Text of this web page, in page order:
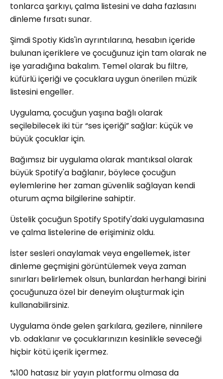
tonlarca şarkıyı, çalma listesini ve daha fazlasını
dinleme fırsatı sunar.
Şimdi Spotiy Kids'in ayrıntılarına, hesabın i̇çeride
bulunan içeriklere ve çocuğunuz için tam olarak ne
işe yaradığına bakalım. Temel olarak bu filtre,
küfürlü içeriği ve çocuklara uygun önerilen müzik
listesini engeller.
Uygulama, çocuğun yaşına bağlı olarak
seçilebilecek iki tür “ses içeriği” sağlar: küçük ve
büyük çocuklar için.
Bağımsız bir uygulama olarak mantıksal olarak
büyük Spotify'a bağlanır, böylece çocuğun
eylemlerine her zaman güvenlik sağlayan kendi
oturum açma bilgilerine sahiptir.
Üstelik çocuğun Spotify Spotify'daki uygulamasına
ve çalma listelerine de erişiminiz oldu.
İster sesleri onaylamak veya engellemek, ister
dinleme geçmişini görüntülemek veya zaman
sınırları belirlemek olsun, bunlardan herhangi birini
çocuğunuza özel bir deneyim oluşturmak için
kullanabilirsiniz.
Uygulama önde gelen şarkılara, gezilere, ninnilere
vb. odaklanır ve çocuklarınızın kesinlikle seveceği
hiçbir kötü içerik içermez.
%100 hatasız bir yayın platformu olmasa da